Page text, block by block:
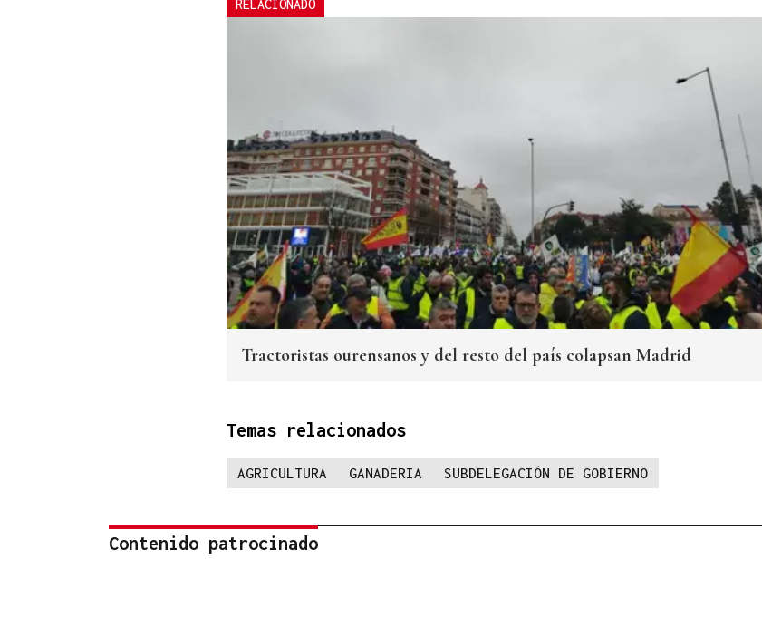
RELACIONADO
Tractoristas ourensanos y del resto del país colapsan Madrid
Temas relacionados
AGRICULTURA GANADERIA SUBDELEGACIÓN DE GOBIERNO
Contenido patrocinado